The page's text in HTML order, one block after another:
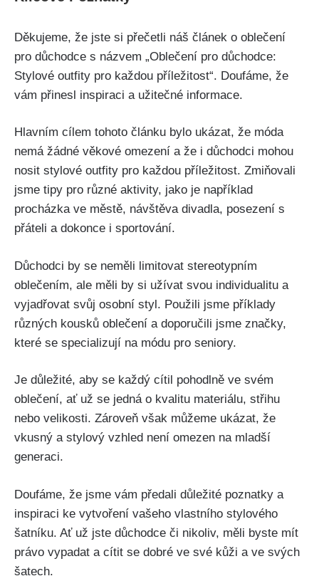
Děkujeme, že jste si přečetli náš článek o ⁣oblečení
pro⁢ důchodce⁢ s názvem „Oblečení pro důchodce:
Stylové outfity pro každou příležitost“.‌ Doufáme, že
vám přinesl inspiraci ⁢a užitečné informace.
Hlavním cílem tohoto článku bylo ukázat, že⁢ móda⁤
nemá žádné věkové ‍omezení a‌ že ​i důchodci mohou
nosit stylové outfity ⁤pro každou příležitost.‍ Zmiňovali
jsme tipy pro ⁢různé aktivity, jako je například⁢
procházka ve městě, návštěva divadla, posezení s‍
přáteli a dokonce i sportování.
Důchodci ‍by se⁤ neměli limitovat stereotypním
oblečením,‍ ale měli by si užívat ‍svou ⁤individualitu ⁣a
vyjadřovat ‍svůj osobní styl. Použili jsme příklady⁢
různých kousků oblečení a doporučili jsme značky,‍
které ​se‌ specializují na módu pro seniory.
Je‍ důležité, aby ⁢se ‍každý cítil pohodlně ve svém
oblečení, ať už ‌se jedná o kvalitu ‌materiálu, střihu
nebo velikosti. Zároveň však můžeme ukázat,⁤ že ​
vkusný a stylový vzhled ‍není omezen na mladší
generaci.
Doufáme, že jsme vám předali důležité poznatky a
inspiraci⁤ ke vytvoření⁢ vašeho vlastního stylového
šatníku. Ať už jste důchodce či nikoliv, měli byste mít⁢
právo vypadat ​a ⁤cítit⁣ se dobré ‌ve své kůži a ve‌ svých
šatech.